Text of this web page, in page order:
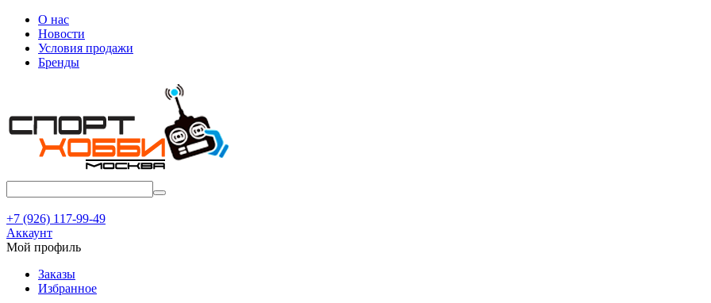
О нас
Новости
Условия продажи
Бренды
+7 (926) 117-99-49
Аккаунт
Мой профиль
Заказы
Избранное